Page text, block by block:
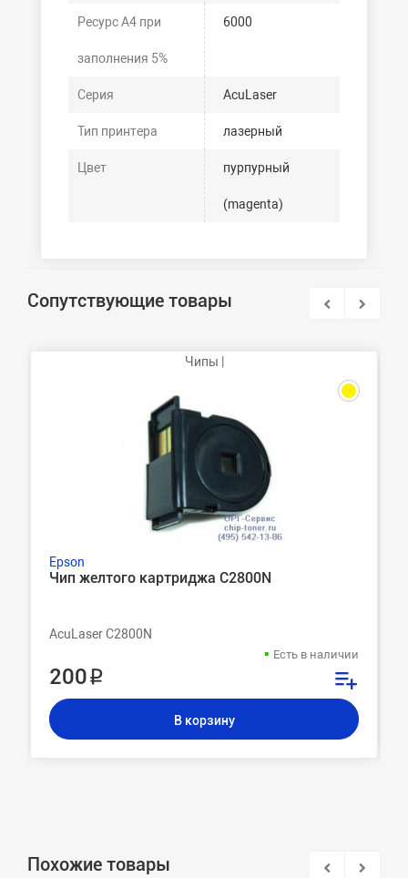
Ресурс А4 при
заполнения 5%
6000
Серия AcuLaser
Тип принтера лазерный
Цвет пурпурный
(magenta)
Сопутствующие товары
Чипы |
Epson
Чип желтого картриджа C2800N
AcuLaser C2800N
Есть в наличии
200 ₽
В корзину
Похожие товары